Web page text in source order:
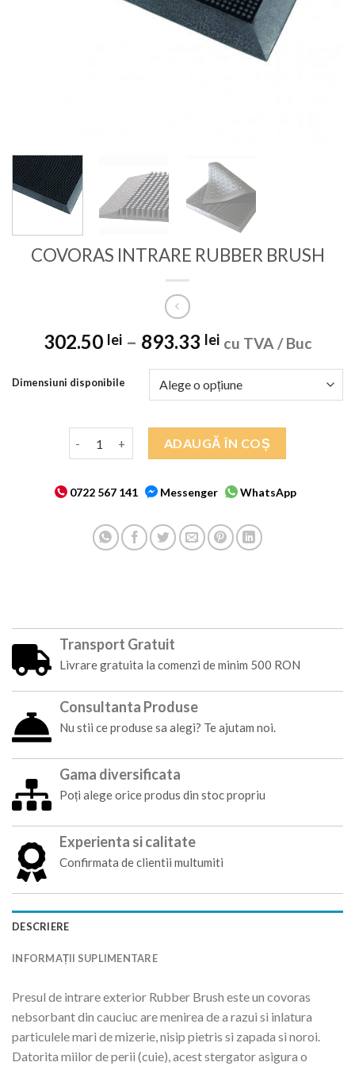
COVORAS INTRARE RUBBER BRUSH
302.50 lei– 893.33 lei cu TVA / Buc
Dimensiuni disponibile
Cantitate COVORAS INTRARE RUBBER BRUSH
ADAUGĂ ÎN COȘ
0722 567 141 Messenger WhatsApp
Transport Gratuit
Livrare gratuita la comenzi de minim 500 RON
Consultanta Produse
Nu stii ce produse sa alegi? Te ajutam noi.
Gama diversificata
Poți alege orice produs din stoc propriu
Experienta si calitate
Confirmata de clientii multumiti
DESCRIERE
INFORMAȚII SUPLIMENTARE
Presul de intrare exterior Rubber Brush este un covoras
nebsorbant din cauciuc are menirea de a razui si inlatura
particulele mari de mizerie, nisip pietris si zapada si noroi.
Datorita miilor de perii (cuie), acest stergator asigura o